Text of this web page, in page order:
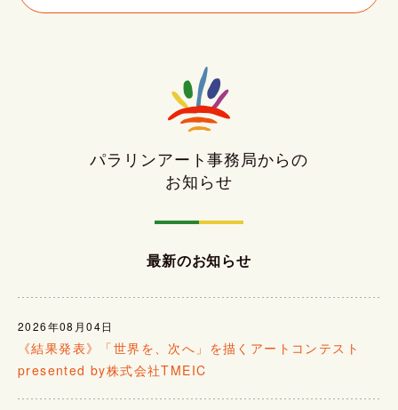
パラリンアート事務局からの
お知らせ
最新のお知らせ
2026年08月04日
《結果発表》「世界を、次へ」を描くアートコンテスト
presented by株式会社TMEIC